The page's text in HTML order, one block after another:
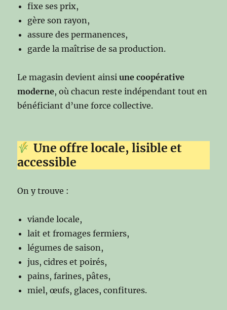
fixe ses prix,
gère son rayon,
assure des permanences,
garde la maîtrise de sa production.
Le magasin devient ainsiune coopérative
moderne, où chacun reste indépendant tout en
bénéficiant d’une force collective.
Une offre locale, lisible et
accessible
On y trouve :
viande locale,
lait et fromages fermiers,
légumes de saison,
jus, cidres et poirés,
pains, farines, pâtes,
miel, œufs, glaces, confitures.